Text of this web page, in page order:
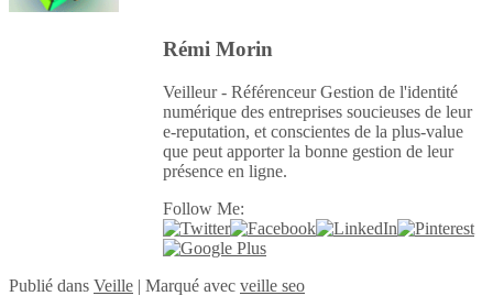
Rémi Morin
Veilleur - Référenceur Gestion de l'identité
numérique des entreprises soucieuses de leur
e-reputation, et conscientes de la plus-value
que peut apporter la bonne gestion de leur
présence en ligne.
Follow Me:
Publié dans Veille | Marqué avec veille seo